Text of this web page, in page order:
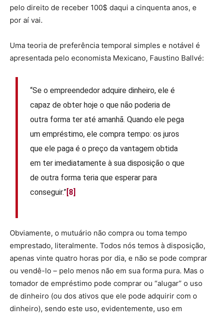
pelo direito de receber 100$ daqui a cinquenta anos, e
por aí vai.
Uma teoria de preferência temporal simples e notável é
apresentada pelo economista Mexicano, Faustino Ballvé:
“Se o empreendedor adquire dinheiro, ele é
capaz de obter hoje o que não poderia de
outra forma ter até amanhã. Quando ele pega
um empréstimo, ele compra tempo: os juros
que ele paga é o preço da vantagem obtida
em ter imediatamente à sua disposição o que
de outra forma teria que esperar para
conseguir.”[8]
Obviamente, o mutuário não compra ou toma tempo
emprestado, literalmente. Todos nós temos à disposição,
apenas vinte quatro horas por dia, e não se pode comprar
ou vendê-lo – pelo menos não em sua forma pura. Mas o
tomador de empréstimo pode comprar ou “alugar” o uso
de dinheiro (ou dos ativos que ele pode adquirir com o
dinheiro), sendo este uso, evidentemente, uso em